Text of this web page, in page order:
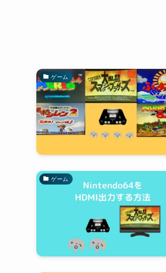
ゲーム
ゲーム